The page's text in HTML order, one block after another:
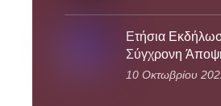
Ετήσια
Σύγχρονη
10 Οκτωβρίου